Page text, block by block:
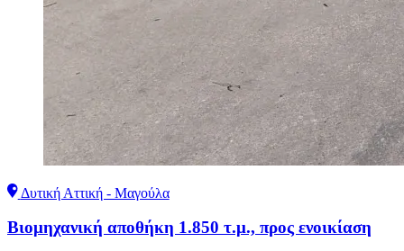
Δυτική Αττική - Μαγούλα
Βιομηχανική αποθήκη 1.850 τ.μ., προς ενοικίαση